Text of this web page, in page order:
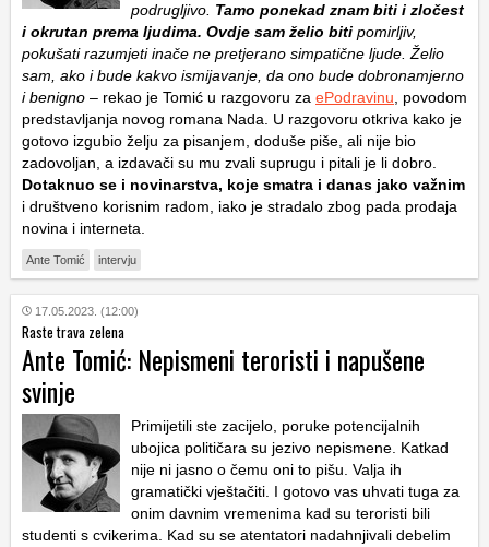
podrugljivo. Tamo ponekad znam biti i zločest
i okrutan prema ljudima. Ovdje sam želio biti pomirljiv,
pokušati razumjeti inače ne pretjerano simpatične ljude. Želio
sam, ako i bude kakvo ismijavanje, da ono bude dobronamjerno
i benigno – rekao je Tomić u razgovoru za ePodravinu , povodom
predstavljanja novog romana Nada. U razgovoru otkriva kako je
gotovo izgubio želju za pisanjem, doduše piše, ali nije bio
zadovoljan, a izdavači su mu zvali suprugu i pitali je li dobro.
Dotaknuo se i novinarstva, koje smatra i danas jako važnim
i društveno korisnim radom, iako je stradalo zbog pada prodaja
novina i interneta.
Ante Tomić intervju
17.05.2023. (12:00)
Raste trava zelena
Ante Tomić: Nepismeni teroristi i napušene
svinje
Primijetili ste zacijelo, poruke potencijalnih
ubojica političara su jezivo nepismene. Katkad
nije ni jasno o čemu oni to pišu. Valja ih
gramatički vještačiti. I gotovo vas uhvati tuga za
onim davnim vremenima kad su teroristi bili
studenti s cvikerima. Kad su se atentatori nadahnjivali debelim